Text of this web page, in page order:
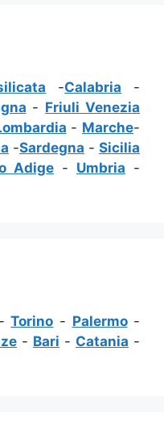
-Calabria -
- Friuli Venezia
- Marche-
-Sardegna - Sicilia
Adige - Umbria -
-Torino - Palermo-
- Bari - Catania -